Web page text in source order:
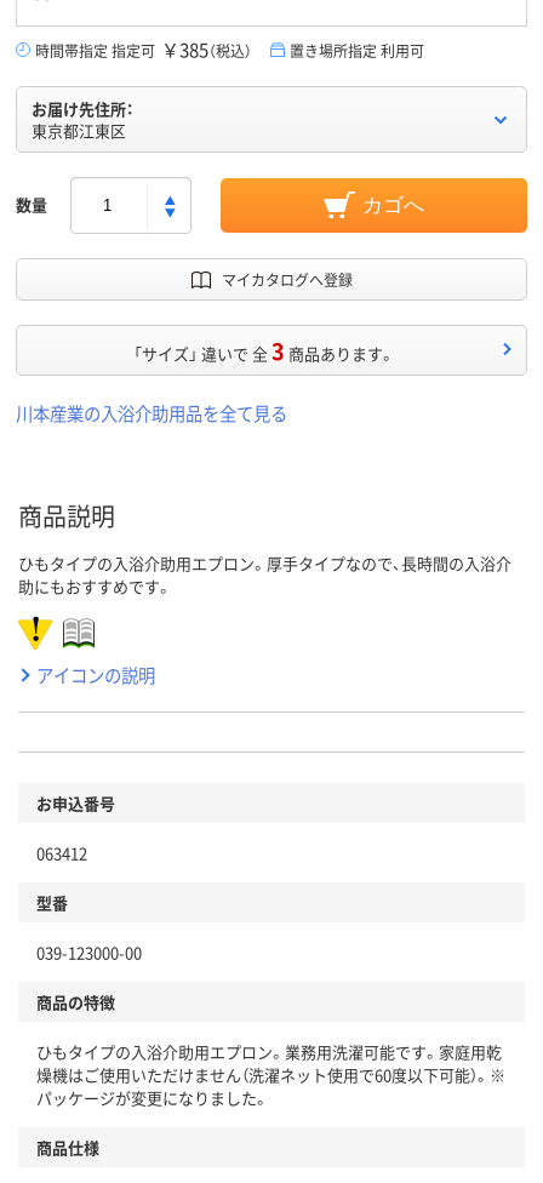
時間帯指定 指定可 ￥385（税込） 置き場所指定 利用可
お届け先住所：
東京都江東区
数量 カゴへ
マイカタログへ登録
「サイズ」 違いで 全3 商品あります。
川本産業の入浴介助用品を全て見る
商品説明
ひもタイプの入浴介助用エプロン。厚手タイプなので、長時間の入浴介
助にもおすすめです。
アイコンの説明
お申込番号
063412
型番
039-123000-00
商品の特徴
ひもタイプの入浴介助用エプロン。業務用洗濯可能です。家庭用乾
燥機はご使用いただけません（洗濯ネット使用で60度以下可能）。※
パッケージが変更になりました。
商品仕様